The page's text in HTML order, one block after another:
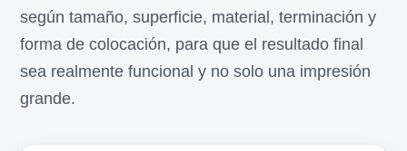
según tamaño, superficie, material, terminación y
forma de colocación, para que el resultado final
sea realmente funcional y no solo una impresión
grande.